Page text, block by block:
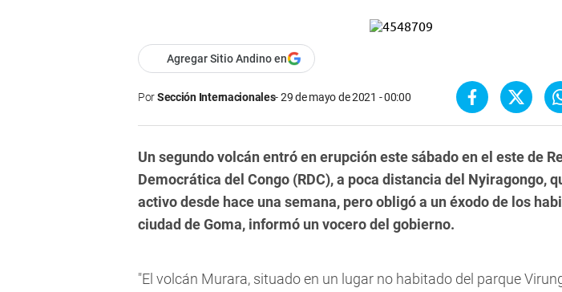
Agregar Sitio Andino en
PorSección Internacionales 29 de mayo de 2021 - 00:00
Un segundo volcán entró en erupción este sábado en el este de
Democrática del Congo (RDC), a poca distancia del Nyiragongo,
activo desde hace una semana, pero obligó a un éxodo de los
ciudad de Goma, informó un vocero del gobierno.
"El volcán Murara, situado en un lugar no habitado del parque